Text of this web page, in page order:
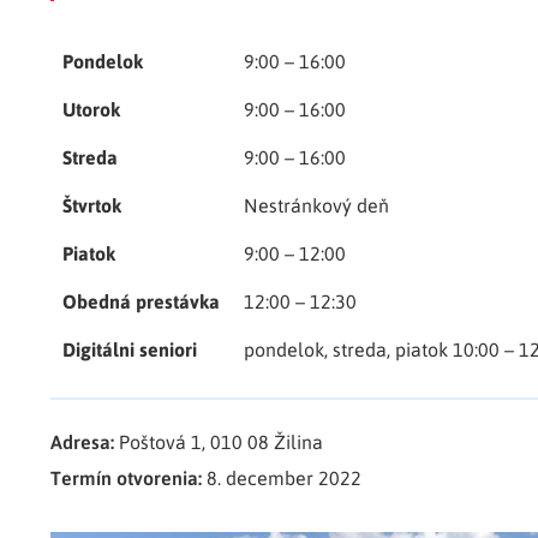
Pondelok 9:00 – 16:00
Utorok 9:00 – 16:00
Streda 9:00 – 16:00
Štvrtok Nestránkový deň
Piatok 9:00 – 12:00
Obedná prestávka 12:00 – 12:30
Digitálni seniori pondelok, streda, piatok 10:00 –
Adresa: Poštová 1, 010 08 Žilina
Termín otvorenia: 8. december 2022